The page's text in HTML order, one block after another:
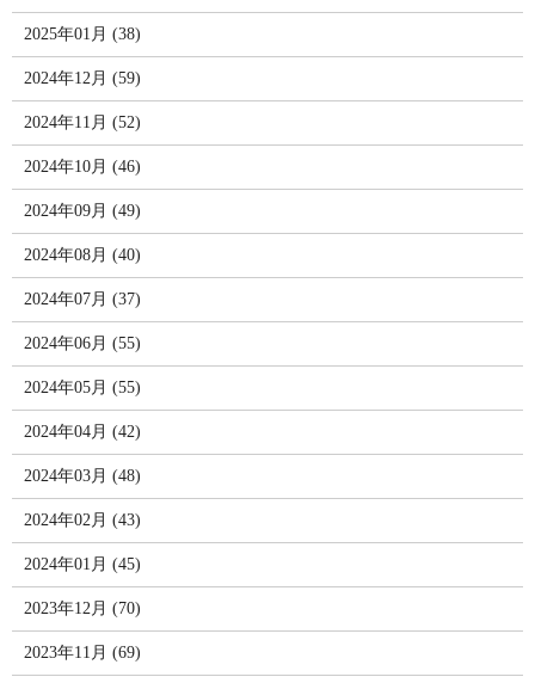
2025年01月 (38)
2024年12月 (59)
2024年11月 (52)
2024年10月 (46)
2024年09月 (49)
2024年08月 (40)
2024年07月 (37)
2024年06月 (55)
2024年05月 (55)
2024年04月 (42)
2024年03月 (48)
2024年02月 (43)
2024年01月 (45)
2023年12月 (70)
2023年11月 (69)